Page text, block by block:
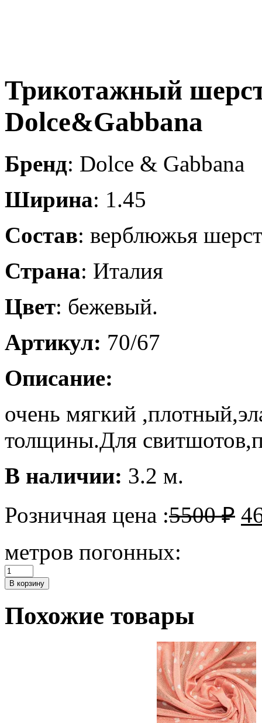
Трикотажный
Dolce&Gabbana
Бренд: Dolce & Gabbana
Ширина: 1.45
Состав: верблюжья
Страна: Италия
Цвет: бежевый.
Артикул: 70/67
Описание:
очень мягкий
толщины.Для
В наличии: 3.2 м.
Розничная цена :5500₽
метров погонных:
Количество
Трикотажный
шерстяной
тедди
Dolce&Gabbana
В корзину
Похожие товары